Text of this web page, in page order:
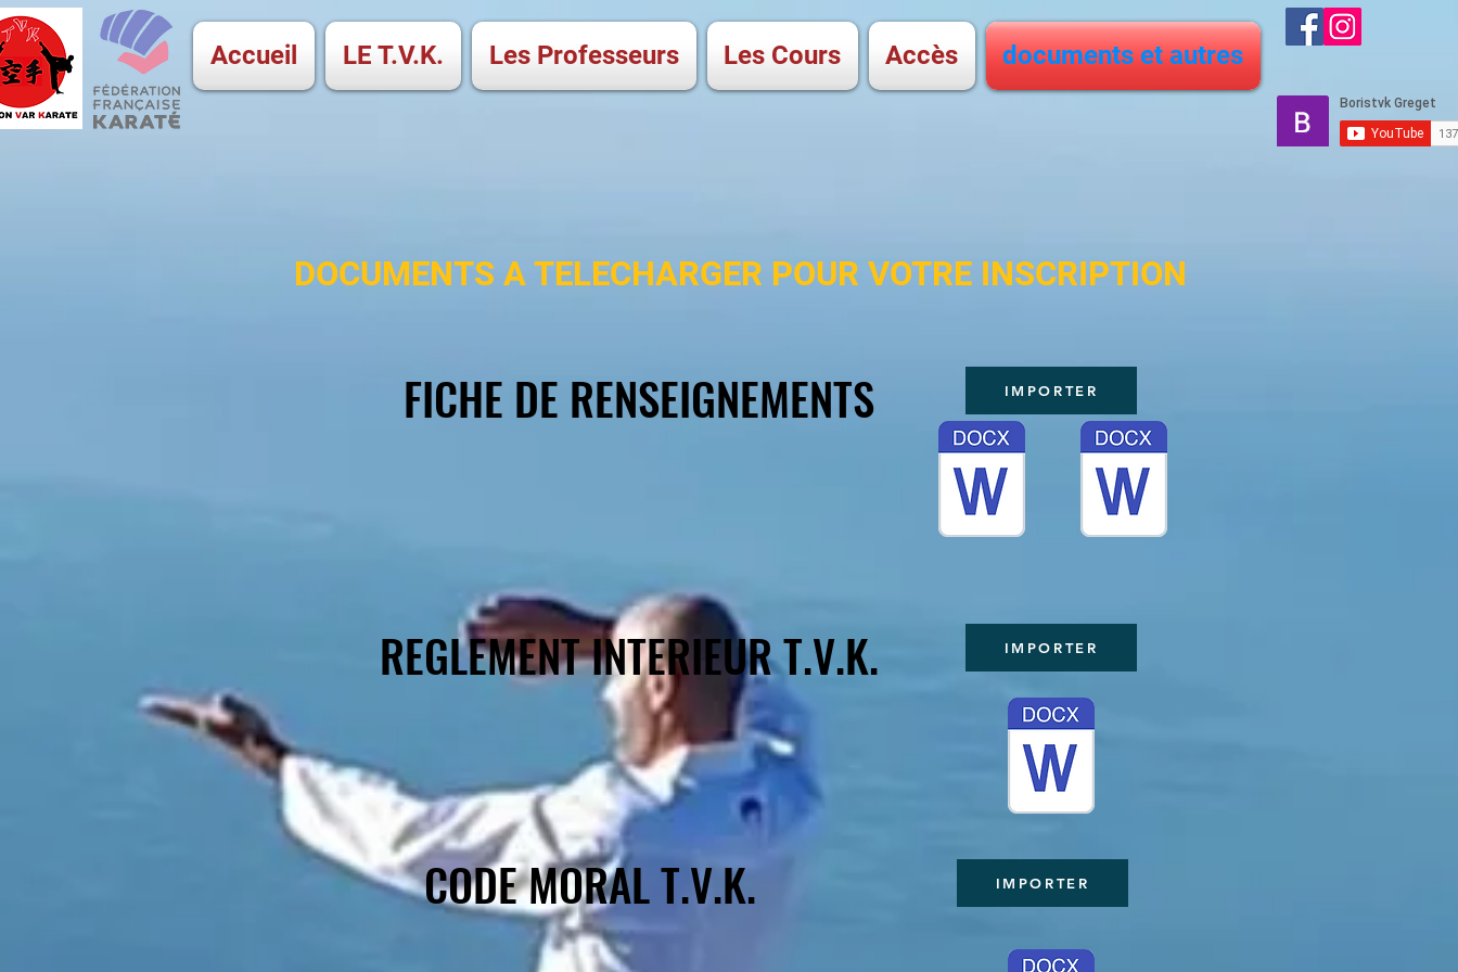
Accueil LE T.V.K. Les Professeurs Les Cours Accès documents et autres
DOCUMENTS A TELECHARGER POUR VOTRE INSCRIPTION
IMPORTER
FICHE DE RENSEIGNEMENTS
IMPORTER
REGLEMENT INTERIEUR T.V.K.
CODE MORAL T.V.K. IMPORTER